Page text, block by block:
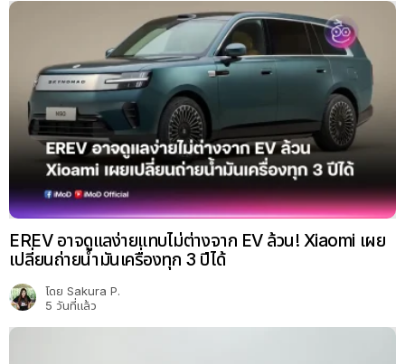
EREV อาจดูแลง่ายแทบไม่ต่างจาก EV ล้วน! Xiaomi เผย
เปลี่ยนถ่ายน้ำมันเครื่องทุก 3 ปีได้
โดย Sakura P.
5 วันที่แล้ว